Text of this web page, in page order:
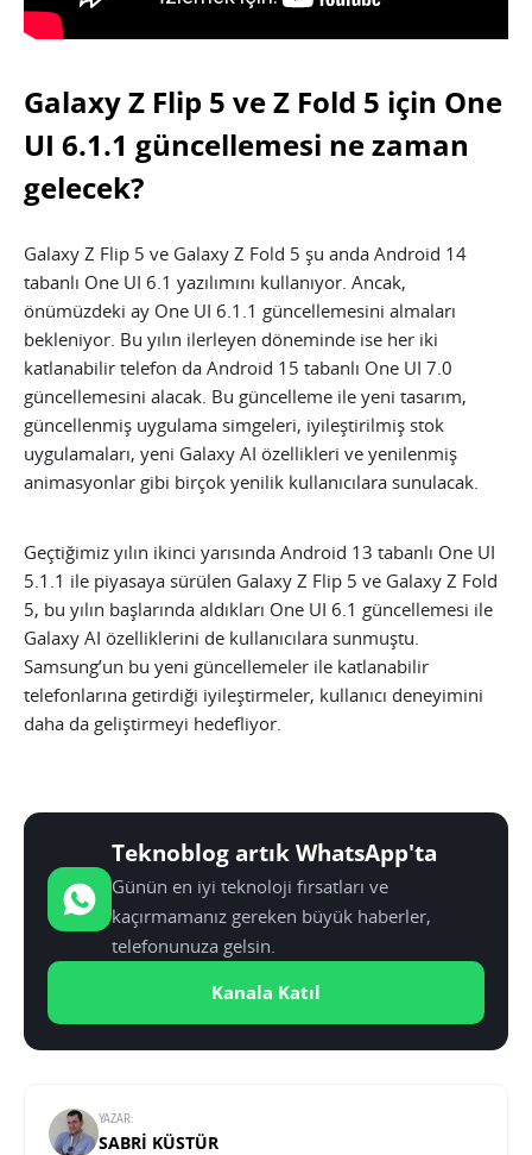
Galaxy Z Flip 5 ve Z Fold 5 için One
UI 6.1.1 güncellemesi ne zaman
gelecek?
Galaxy Z Flip 5 ve Galaxy Z Fold 5 şu anda Android 14
tabanlı One UI 6.1 yazılımını kullanıyor. Ancak,
önümüzdeki ay One UI 6.1.1 güncellemesini almaları
bekleniyor. Bu yılın ilerleyen döneminde ise her iki
katlanabilir telefon da Android 15 tabanlı One UI 7.0
güncellemesini alacak. Bu güncelleme ile yeni tasarım,
güncellenmiş uygulama simgeleri, iyileştirilmiş stok
uygulamaları, yeni Galaxy AI özellikleri ve yenilenmiş
animasyonlar gibi birçok yenilik kullanıcılara sunulacak.
Geçtiğimiz yılın ikinci yarısında Android 13 tabanlı One UI
5.1.1 ile piyasaya sürülen Galaxy Z Flip 5 ve Galaxy Z Fold
5, bu yılın başlarında aldıkları One UI 6.1 güncellemesi ile
Galaxy AI özelliklerini de kullanıcılara sunmuştu.
Samsung’un bu yeni güncellemeler ile katlanabilir
telefonlarına getirdiği iyileştirmeler, kullanıcı deneyimini
daha da geliştirmeyi hedefliyor.
Teknoblog artık WhatsApp'ta
Günün en iyi teknoloji fırsatları ve
kaçırmamanız gereken büyük haberler,
telefonunuza gelsin.
Kanala Katıl
YAZAR:
SABRI KÜSTÜR